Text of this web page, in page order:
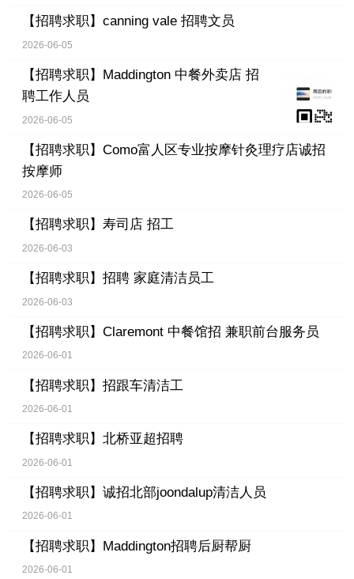
【招聘求职】 canning vale 招聘文员
2026-06-05
【招聘求职】 Maddington 中餐外卖店 招
聘工作人员
2026-06-05
【招聘求职】 Como富人区专业按摩针灸理疗店诚招
按摩师
2026-06-05
【招聘求职】 寿司店 招工
2026-06-03
【招聘求职】 招聘 家庭清洁员工
2026-06-03
【招聘求职】 Claremont 中餐馆招 兼职前台服务员
2026-06-01
【招聘求职】 招跟车清洁工
2026-06-01
【招聘求职】 北桥亚超招聘
2026-06-01
【招聘求职】 诚招北部joondalup清洁人员
2026-06-01
【招聘求职】 Maddington招聘后厨帮厨
2026-06-01